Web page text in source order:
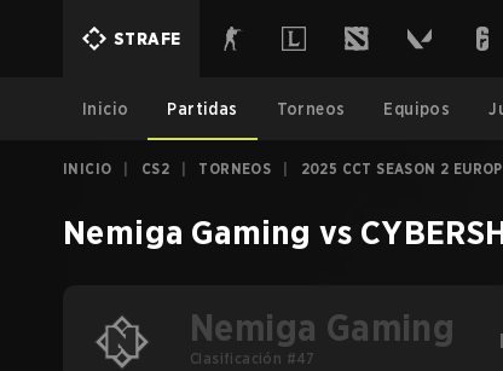
STRAFE
Inicio Partidas Torneos Equipos
INICIO CS2 TORNEOS 2025 CCT SEASON 2
Nemiga Gaming vs
Nemiga Gaming
Clasificación #47